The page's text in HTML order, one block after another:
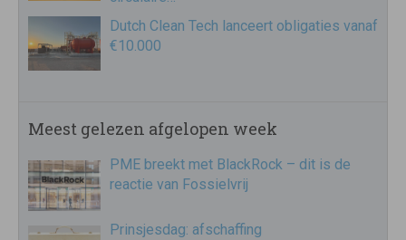
Dutch Clean Tech lanceert obligaties vanaf
€10.000
Meest gelezen afgelopen week
PME breekt met BlackRock – dit is de
reactie van Fossielvrij
Prinsjesdag: afschaffing